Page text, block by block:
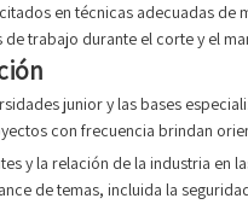
en técnicas adecuadas
trabajo durante el corte y el
junior y las bases
con frecuencia brindan
y la relación de la industria
de temas, incluida la